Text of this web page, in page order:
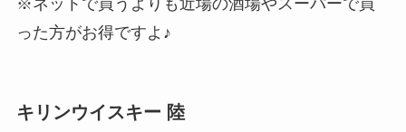
※ネットで買うよりも近場の酒場やスーパーで買
った方がお得ですよ♪
キリンウイスキー 陸